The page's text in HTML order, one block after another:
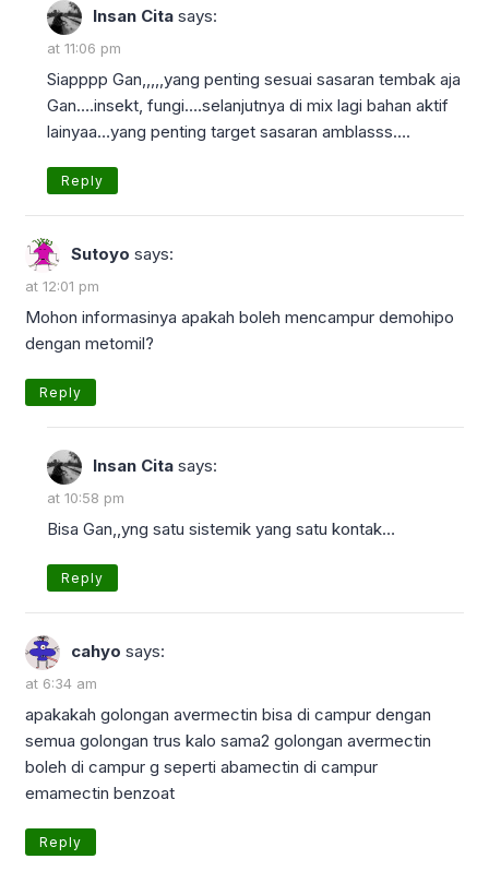
Insan Cita says:
at 11:06 pm
Siapppp Gan,,,,,yang penting sesuai sasaran tembak aja
Gan….insekt, fungi….selanjutnya di mix lagi bahan aktif
lainyaa…yang penting target sasaran amblasss….
Reply
Sutoyo says:
at 12:01 pm
Mohon informasinya apakah boleh mencampur demohipo
dengan metomil?
Reply
Insan Cita says:
at 10:58 pm
Bisa Gan,,yng satu sistemik yang satu kontak…
Reply
cahyo says:
at 6:34 am
apakakah golongan avermectin bisa di campur dengan
semua golongan trus kalo sama2 golongan avermectin
boleh di campur g seperti abamectin di campur
emamectin benzoat
Reply